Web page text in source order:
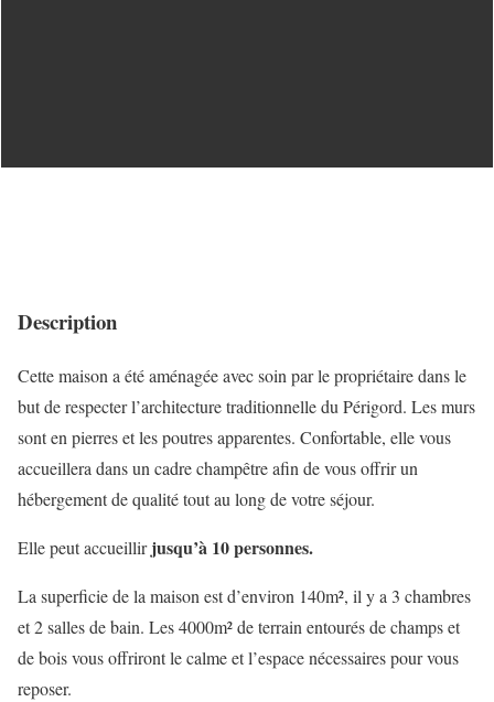
Description
Cette maison a été aménagée avec soin par le propriétaire dans le
but de respecter l’architecture traditionnelle du Périgord. Les murs
sont en pierres et les poutres apparentes. Confortable, elle vous
accueillera dans un cadre champêtre afin de vous offrir un
hébergement de qualité tout au long de votre séjour.
Elle peut accueillirjusqu’à 10 personnes.
La superficie de la maison est d’environ 140m², il y a 3 chambres
et 2 salles de bain. Les 4000m² de terrain entourés de champs et
de bois vous offriront le calme et l’espace nécessaires pour vous
reposer.